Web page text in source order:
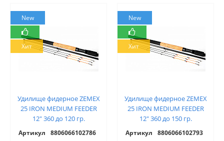
New
Хит
Удилище фидерное ZEMEX
25 IRON MEDIUM FEEDER
12" 360 до 120 гр.
Артикул 8806066102786
New
Хит
Удилище фидерное ZEMEX
25 IRON MEDIUM FEEDER
12" 360 до 150 гр.
Артикул 8806066102793